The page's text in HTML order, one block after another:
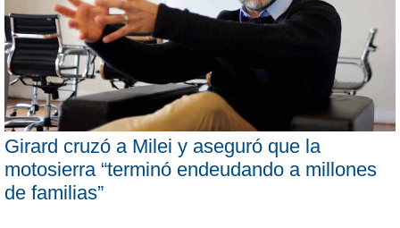
Girard cruzó a Milei y aseguró que la
motosierra “terminó endeudando a millones
de familias”